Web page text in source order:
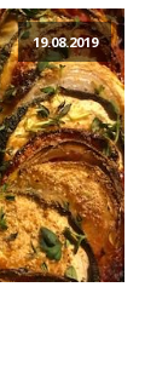
19.08.2019